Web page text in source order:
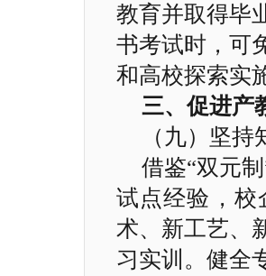
教育并取得毕
书考试时，可
和高校探索实
三、促进产
（九）坚
借鉴“双元
试点经验，校
术、新工艺、
习实训。健全